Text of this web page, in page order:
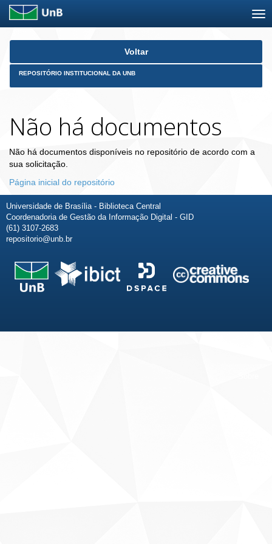
Skip
Voltar
REPOSITÓRIO INSTITUCIONAL DA UNB
Não há documentos
Não há documentos disponíveis no repositório de acordo com a
sua solicitação.
Página inicial do repositório
Universidade de Brasília - Biblioteca Central
Coordenadoria de Gestão da Informação Digital - GID
(61) 3107-2683
repositorio@unb.br